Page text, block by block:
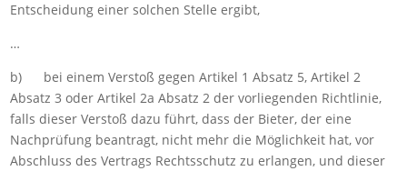
Entscheidung einer solchen Stelle ergibt,
…
b) bei einem Verstoß gegen Artikel 1 Absatz 5, Artikel 2
Absatz 3 oder Artikel 2a Absatz 2 der vorliegenden Richtlinie,
falls dieser Verstoß dazu führt, dass der Bieter, der eine
Nachprüfung beantragt, nicht mehr die Möglichkeit hat, vor
Abschluss des Vertrags Rechtsschutz zu erlangen, und dieser